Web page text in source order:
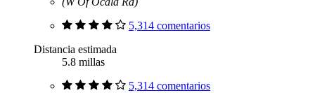
5,314 comentarios
Distancia estimada
5.8 millas
5,314 comentarios